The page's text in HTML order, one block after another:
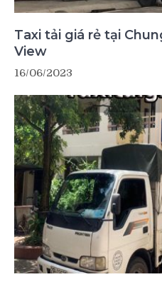
Taxi tải giá rẻ tại
View
16/06/2023